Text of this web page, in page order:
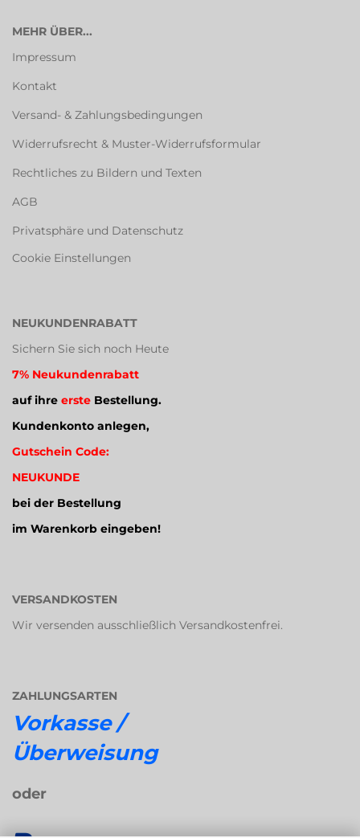
MEHR ÜBER...
Impressum
Kontakt
Versand- & Zahlungsbedingungen
Widerrufsrecht & Muster-Widerrufsformular
Rechtliches zu Bildern und Texten
AGB
Privatsphäre und Datenschutz
Cookie Einstellungen
NEUKUNDENRABATT
Sichern Sie sich noch Heute
7% Neukundenrabatt
auf ihre erste Bestellung.
Kundenkonto anlegen,
Gutschein Code:
NEUKUNDE
bei der Bestellung
im Warenkorb eingeben!
VERSANDKOSTEN
Wir versenden ausschließlich Versandkostenfrei.
ZAHLUNGSARTEN
Vorkasse /
Überweisung
oder